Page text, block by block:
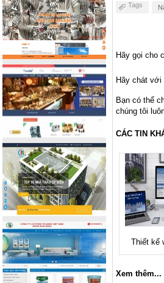
Tags
Hãy gọi cho
Hãy chát với
Bạn có thể
chúng tôi
CÁC TIN
Thiết kế
Xem thêm...